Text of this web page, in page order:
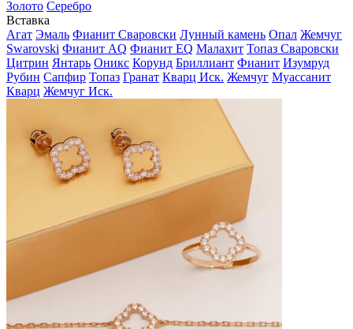
Золото Серебро
Вставка
Агат Эмаль Фианит Сваровски Лунный камень Опал Жемчуг
Swarovski Фианит AQ Фианит EQ Малахит Топаз Сваровски
Цитрин Янтарь Оникс Корунд Бриллиант Фианит Изумруд
Рубин Сапфир Топаз Гранат Кварц Иск. Жемчуг Муассанит
Кварц Жемчуг Иск.